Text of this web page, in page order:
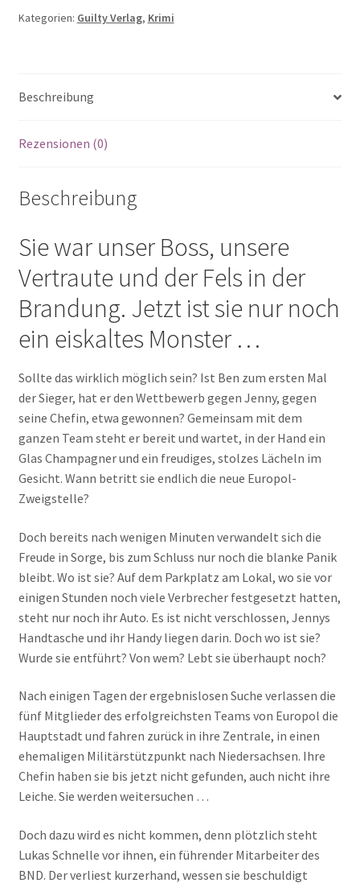
Menge
Kategorien: Guilty Verlag, Krimi
Beschreibung
Rezensionen (0)
Beschreibung
Sie war unser Boss, unsere
Vertraute und der Fels in der
Brandung. Jetzt ist sie nur noch
ein eiskaltes Monster …
Sollte das wirklich möglich sein? Ist Ben zum ersten Mal
der Sieger, hat er den Wettbewerb gegen Jenny, gegen
seine Chefin, etwa gewonnen? Gemeinsam mit dem
ganzen Team steht er bereit und wartet, in der Hand ein
Glas Champagner und ein freudiges, stolzes Lächeln im
Gesicht. Wann betritt sie endlich die neue Europol-
Zweigstelle?
Doch bereits nach wenigen Minuten verwandelt sich die
Freude in Sorge, bis zum Schluss nur noch die blanke Panik
bleibt. Wo ist sie? Auf dem Parkplatz am Lokal, wo sie vor
einigen Stunden noch viele Verbrecher festgesetzt hatten,
steht nur noch ihr Auto. Es ist nicht verschlossen, Jennys
Handtasche und ihr Handy liegen darin. Doch wo ist sie?
Wurde sie entführt? Von wem? Lebt sie überhaupt noch?
Nach einigen Tagen der ergebnislosen Suche verlassen die
fünf Mitglieder des erfolgreichsten Teams von Europol die
Hauptstadt und fahren zurück in ihre Zentrale, in einen
ehemaligen Militärstützpunkt nach Niedersachsen. Ihre
Chefin haben sie bis jetzt nicht gefunden, auch nicht ihre
Leiche. Sie werden weitersuchen …
Doch dazu wird es nicht kommen, denn plötzlich steht
Lukas Schnelle vor ihnen, ein führender Mitarbeiter des
BND. Der verliest kurzerhand, wessen sie beschuldigt